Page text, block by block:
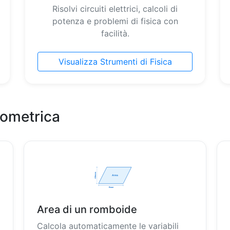
Risolvi circuiti elettrici, calcoli di
potenza e problemi di fisica con
facilità.
Visualizza Strumenti di Fisica
Area di un romboide
Calcola automaticamente le variabili